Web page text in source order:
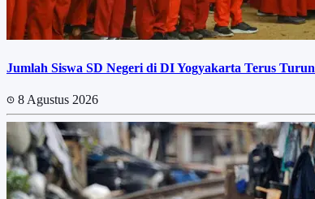
Jumlah Siswa SD Negeri di DI Yogyakarta Terus Turun
8 Agustus 2026